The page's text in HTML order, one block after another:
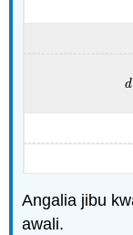
d
Angalia jibu
awali.